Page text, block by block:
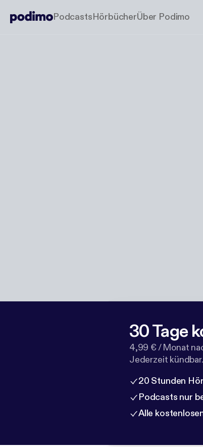
PodcastsHörbücherÜber Podimo
30 Tage
4,99 € / Monat
Jederzeit kündbar.
20 Stunden
Podcasts nur
Alle